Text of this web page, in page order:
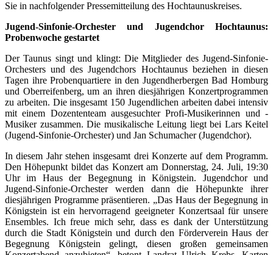
Sie in nachfolgender Pressemitteilung des Hochtaunuskreises.
Jugend-Sinfonie-Orchester und Jugendchor Hochtaunus:
Probenwoche gestartet
Der Taunus singt und klingt: Die Mitglieder des Jugend-Sinfonie-
Orchesters und des Jugendchors Hochtaunus beziehen in diesen
Tagen ihre Probenquartiere in den Jugendherbergen Bad Homburg
und Oberreifenberg, um an ihren diesjährigen Konzertprogrammen
zu arbeiten. Die insgesamt 150 Jugendlichen arbeiten dabei intensiv
mit einem Dozententeam ausgesuchter Profi-Musikerinnen und -
Musiker zusammen. Die musikalische Leitung liegt bei Lars Keitel
(Jugend-Sinfonie-Orchester) und Jan Schumacher (Jugendchor).
In diesem Jahr stehen insgesamt drei Konzerte auf dem Programm.
Den Höhepunkt bildet das Konzert am Donnerstag, 24. Juli, 19:30
Uhr im Haus der Begegnung in Königstein. Jugendchor und
Jugend-Sinfonie-Orchester werden dann die Höhepunkte ihrer
diesjährigen Programme präsentieren. „Das Haus der Begegnung in
Königstein ist ein hervorragend geeigneter Konzertsaal für unsere
Ensembles. Ich freue mich sehr, dass es dank der Unterstützung
durch die Stadt Königstein und durch den Förderverein Haus der
Begegnung Königstein gelingt, diesen großen gemeinsamen